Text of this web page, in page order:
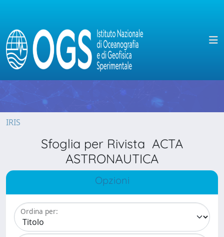
IRIS
Sfoglia per Rivista ACTA
ASTRONAUTICA
Opzioni
Ordina per: